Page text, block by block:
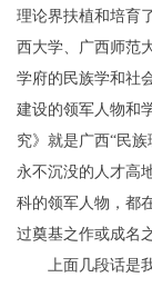
理论界扶植和培育
西大学、广西师范
学府的民族学和社
建设的领军人物和
究》就是广西“民
永不沉没的人才高
科的领军人物，都
过奠基之作或成名
上面几段话是